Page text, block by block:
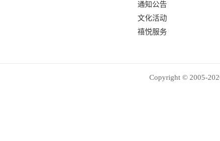
通知公告
文化活动
禧悦服务
Copyright © 2005-